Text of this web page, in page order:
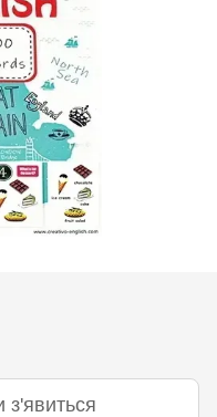
з'явиться